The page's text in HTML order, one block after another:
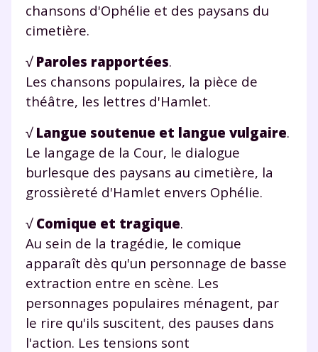
chansons d'Ophélie et des paysans du
cimetière.
√ Paroles rapportées.
Les chansons populaires, la pièce de
théâtre, les lettres d'Hamlet.
√ Langue soutenue et langue vulgaire.
Le langage de la Cour, le dialogue
burlesque des paysans au cimetière, la
grossièreté d'Hamlet envers Ophélie.
√ Comique et tragique.
Au sein de la tragédie, le comique
apparaît dès qu'un personnage de basse
extraction entre en scène. Les
personnages populaires ménagent, par
le rire qu'ils suscitent, des pauses dans
l'action. Les tensions sont
TESTER GRATUITEMENT
* Votre code d'accès sera envoyé à cette adresse e-mail. En
renseignant votre e-mail, vous consentez à ce que vos
données à caractère personnel soient traitées par SEJER, sous
la marque myMaxicours, afin que SEJER puisse vous donner
savoir plus sur la gestion de vos données personnelles et
pour exercer vos droits, vous pouvez consulter
notre
charte.
J’accepte de recevoir les actualités et des
myMaxicours.
Votre adresse e-mail sera exclusivement utilisée pour
vous envoyer notre newsletter. Vous pourrez vous
désinscrire à tout moment, à travers le lien de
désinscription présent dans chaque newsletter. Pour
en savoir plus sur la gestion de vos données
personnelles et pour exercer vos droits, vous pouvez
consulter notre charte.